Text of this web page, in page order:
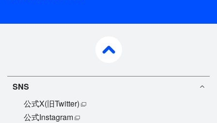
SNS
公式X(旧Twitter)
公式Instagram